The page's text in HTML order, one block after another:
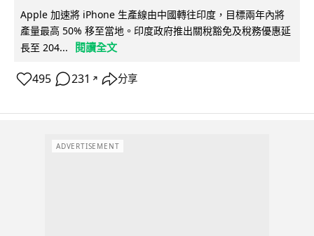
Apple 加速將 iPhone 生產線由中國轉往印度，目標兩年內將
產量最高 50% 移至當地。印度政府推出關稅豁免及稅務優惠延
長至 204...
閱讀全文
495 231 ↗ 分享
ADVERTISEMENT